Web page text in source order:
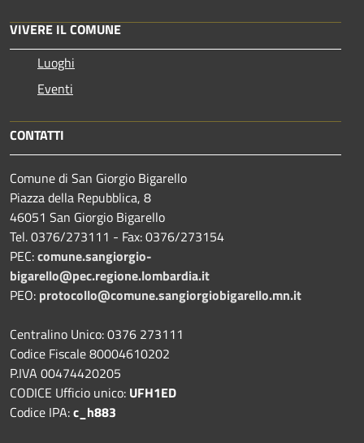
VIVERE IL COMUNE
Luoghi
Eventi
CONTATTI
Comune di San Giorgio Bigarello
Piazza della Repubblica, 8
46051 San Giorgio Bigarello
Tel. 0376/273111 - Fax: 0376/273154
PEC:comune.sangiorgio-
bigarello@pec.regione.lombardia.it
PEO: protocollo@comune.sangiorgiobigarello.mn.it
Centralino Unico: 0376 273111
Codice Fiscale 80004610202
P.IVA 00474420205
CODICE Ufficio unico: UFH1ED
Codice IPA:c_h883